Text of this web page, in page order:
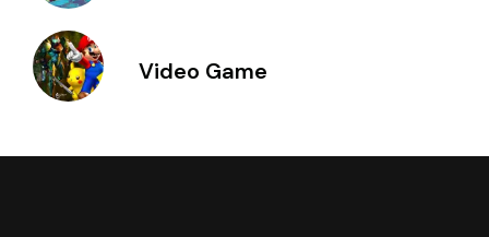
Video Game